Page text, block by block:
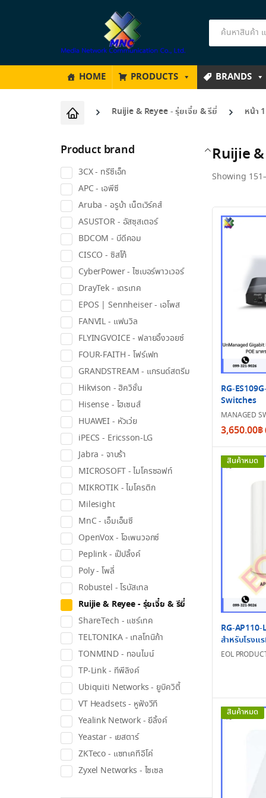
Products
HOME PRODUCTS BRANDS
Ruijie & Reyee - รุ่ยเจี๋ย & รียี่ หน้า
Ruijie
Showing
RG-
Switches
MANAGED
3,650.00฿
สินค้าหมด
RG-
สำหรับโรงแ
EOL
สินค้าหมด
Product brand
3CX - ทรีซีเอ็ก
APC - เอพีซี
Aruba - อรูบ้า เน็ตเวิร์คส์
ASUSTOR - อัสซุสเตอร์
BDCOM - บีดีคอม
CISCO - ซิสโก้
CyberPower - ไซเบอร์พาวเวอร์
DrayTek - เดรเทค
EPOS | Sennheiser - เอโพส
FANVIL - แฟนวิล
FLYINGVOICE - ฟลายอิ้งวอยซ์
FOUR-FAITH - โฟร์เฟท
GRANDSTREAM - แกรนด์สตรีม
Hikvison - ฮิควิชั่น
Hisense - ไฮเซนส์
HUAWEI - หัวเว่ย
iPECS - Ericsson-LG
Jabra - จาบร้า
MICROSOFT - ไมโครซอฟท์
MIKROTIK - ไมโครติก
Milesight
MnC - เอ็มเอ็นซี
OpenVox - โอเพนวอกซ์
Peplink - เป๊ปลิ้งค์
Poly - โพลี่
Robustel - โรบัสเทล
Ruijie & Reyee - รุ่ยเจี๋ย & รียี่
ShareTech - แชร์เทค
TELTONIKA - เทลโทนิก้า
TONMIND - ทอนไมน์
TP-Link - ทีพีลิงค์
Ubiquiti Networks - ยูบิควิตี้
VT Headsets - หูฟังวีที
Yealink Network - ยีลิ้งค์
Yeastar - เยสตาร์
ZKTeco - แซทเคทีอีโค่
Zyxel Networks - ไซเซล